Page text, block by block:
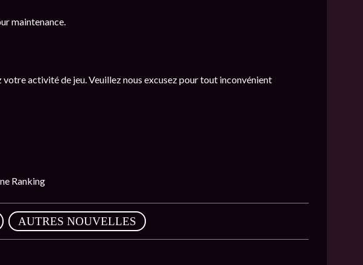
maintenance.
activité de jeu. Veuillez nous excusez pour tout inconvénient
Ranking
, AUTRES NOUVELLES